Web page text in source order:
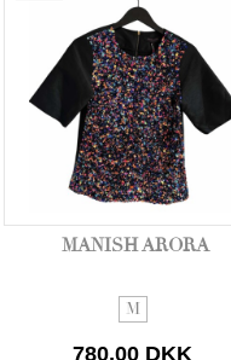
MANISH ARORA
M
780,00 DKK